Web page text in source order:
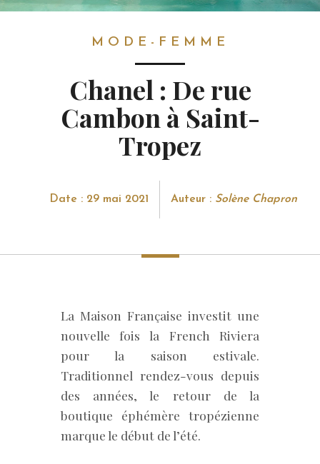
MODE-FEMME
Chanel : De rue
Cambon à Saint-
Tropez
Date : 29 mai 2021 Auteur : Solène Chapron
La Maison Française investit une
nouvelle fois la French Riviera
pour la saison estivale.
Traditionnel rendez-vous depuis
des années, le retour de la
boutique éphémère tropézienne
marque le début de l’été.